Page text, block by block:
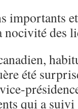
importants
des
été
qui a